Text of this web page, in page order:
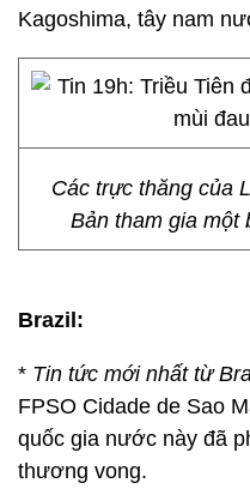
Kagoshima, tây nam
Các trực thăng của
Bản tham gia một
Brazil:
* Tin tức mới nhất từ
FPSO Cidade de Sao
quốc gia nước này đã
thương vong.